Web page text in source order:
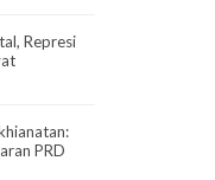
Represi
PRD